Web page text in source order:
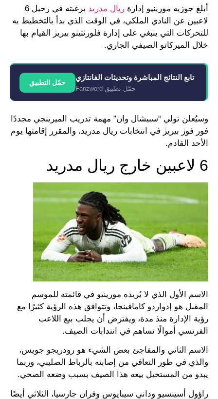
أبلغ جوزيه مورينيو إدارة ريال مدريد
برغبته في رحيل 6
لاعبين عن النادي الملكي، في الوقت الذي بدأ بالتخطيط به
للتحركات التي ينبغي على إدارة فلورنتينو بيريز القيام بها
خلال الميركاتو الصيفي الجاري.
تابع النتائج المباشرة وتحديثات الفانتازي
حمّل تطبيق Fanzword
حمّل التطبيق
وسيُعلن تولي “سبيشال وان” مهمة تدريب الميرينجي مجددًا
فور فوز بيريز في انتخابات ريال مدريد، والمقرر إقامتها يوم
الأحد القادم.
6 لاعبين خارج ريال مدريد
الاسم الأول الذي لا يُريده مورينيو في قائمته للموسم
المقبل هو إدواردو كامافينجا، وتتوافق هذه الرؤية كثيرًا مع
رؤية الإدارة منذ مدة، ويفترض أن يجلب بيع اللاعب
الفرنسي أموالًا تساهم في انتدابات الصيف.
الاسم الثاني والمفاجئ بعض الشيء هو رودريجو جويس،
والذي في طور التعافي من إصابته بالرباط الصليبي، وربما
يبدو من المستحيل بيعه هذا الصيف بسبب وضعه الصحي.
راؤول أسينسيو وداني سيبايوس وفران جارسيا، الثلاثي أيضًا